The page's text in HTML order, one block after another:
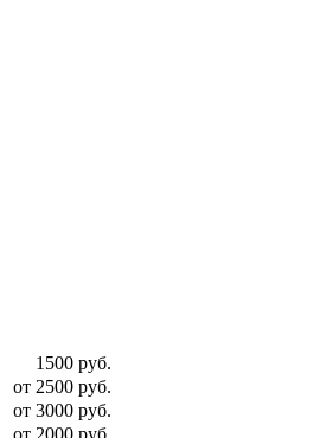
1500 руб.
от 2500 руб.
от 3000 руб.
от 2000 руб.